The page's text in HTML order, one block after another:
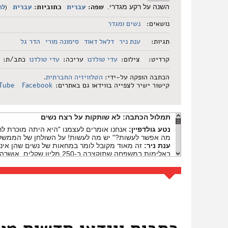
השנה על רקע מגדרי.
שפה: עברית כתוביות: עברית (
נושאים:
נשים ומגדר
תגיות:
ענת ניר דלאל דאוד סימונה מורי הדר גל
קרדיט:
צילום: עדי טולדנו עריכה: עדי טולדנו כתב/ת:
הכתבה הופקה על-ידי: הטלוויזיה החברתית.
קישור ישיר לצפייה בווידאו גם באתרים: Facebook
תמלול הכתבה: לא שותקות על רצח נשים
נטע גולדפיין: אנחנו אומרים לעצמנו "היא היתה
מה אפשר לעשות?" יש מה לעשות! על השולחן של
ענת ניר: זה מאוד מקובל לומר במחאות של נשים שהן
את התקנים. הרחבת המענים לפרסום לתכניות לחינוך